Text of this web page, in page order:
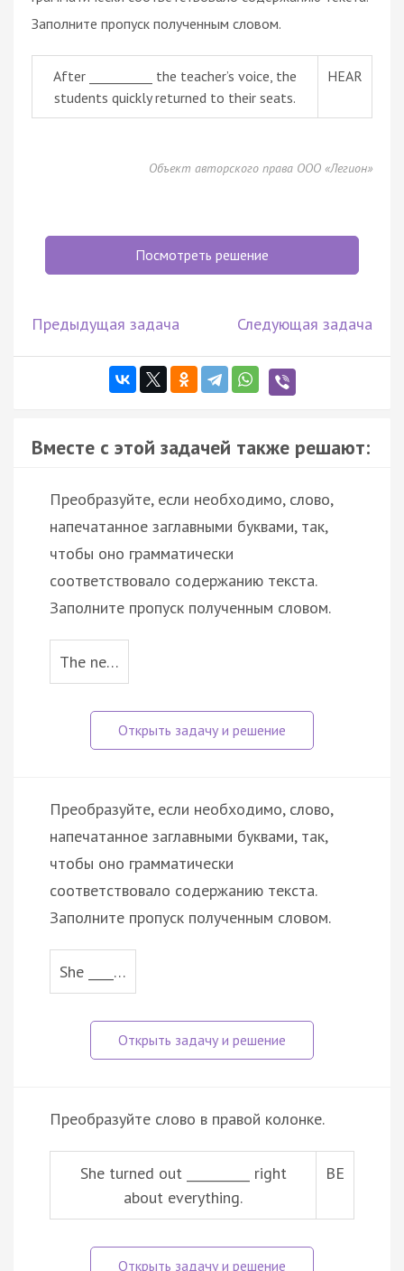
Заполните пропуск полученным словом.
After __________ the teacher’s voice, the
students quickly returned to their seats.
HEAR
Объект авторского права ООО «Легион»
Посмотреть решение
Предыдущая задача Следующая задача
Вместе с этой задачей также решают:
Преобразуйте, если необходимо, слово,
напечатанное заглавными буквами, так,
чтобы оно грамматически
соответствовало содержанию текста.
Заполните пропуск полученным словом.
The ne…
Преобразуйте, если необходимо, слово,
напечатанное заглавными буквами, так,
чтобы оно грамматически
соответствовало содержанию текста.
Заполните пропуск полученным словом.
She ____…
Преобразуйте слово в правой колонке.
She turned out __________ right
about everything.
BE